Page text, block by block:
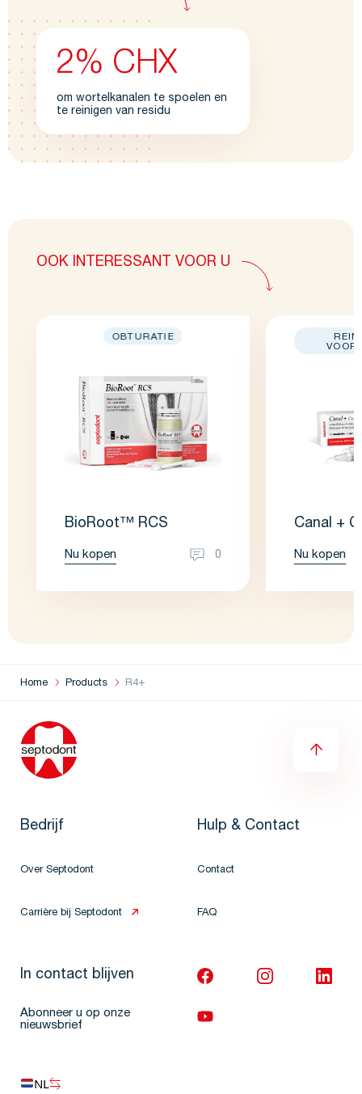
2% CHX
om wortelkanalen te spoelen en
te reinigen van residu
OOK INTERESSANT VOOR U
OBTURATIE
BioRoot™ RCS
0
Nu kopen
Canal +
Nu kopen
Home Products R4+
Bedrijf
Over Septodont
Carrière bij Septodont
Hulp & Contact
Contact
FAQ
In contact blijven
Abonneer u op onze
nieuwsbrief
NL